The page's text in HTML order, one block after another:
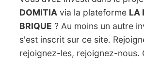
DOMITIA via la plateforme LA
BRIQUE ? Au moins un autre
s'est inscrit sur ce site.
rejoignez-les, rejoignez-nous.